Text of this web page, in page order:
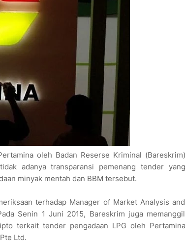
oleh Badan Reserse Kriminal (Bareskrim)
adanya transparansi pemenang tender yang
minyak mentah dan BBM tersebut.
terhadap Manager of Market Analysis and
Senin 1 Juni 2015, Bareskrim juga memanggil
terkait tender pengadaan LPG oleh Pertamina
Ltd.